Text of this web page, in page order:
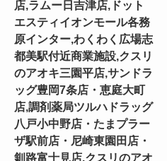
店,ラムー日吉津店,ドット
エスティイオンモール各務
原インター,わくわく広場志
都美駅付近商業施設,クスリ
のアオキ三園平店,サンドラ
ッグ豊岡7条店・恵庭大町
店,調剤薬局ツルハドラッグ
八戸小中野店・たまプラー
ザ駅前店・尼崎東園田店・
釧路富士見店,クスリのアオ